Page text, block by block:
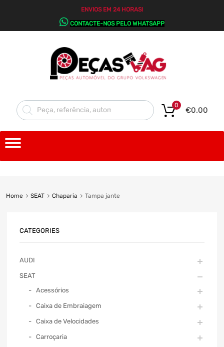
ENVIOS EM 24 HORAS!
CONTACTE-NOS PELO WHATSAPP
€0.00
0
Home SEAT Chaparia Tampa jante
CATEGORIES
AUDI
SEAT
Acessórios
Caixa de Embraiagem
Caixa de Velocidades
Carroçaria